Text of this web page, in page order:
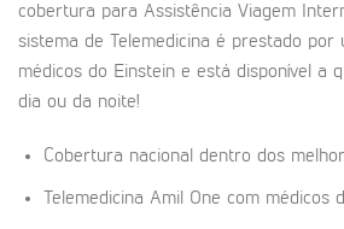
cobertura para Assistência Viagem
sistema de Telemedicina é prestado por
médicos do Einstein e está disponível a
dia ou da noite!
Cobertura nacional dentro dos
Telemedicina Amil One com médicos